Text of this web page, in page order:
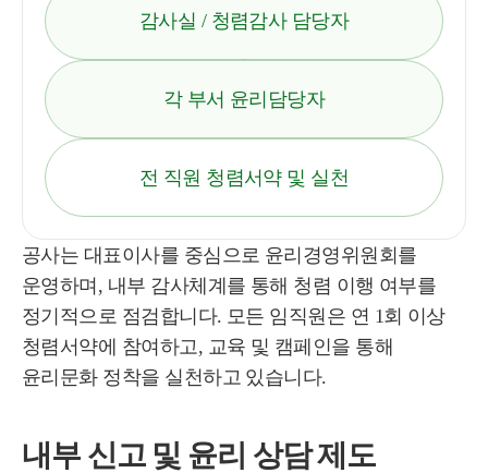
감사실 / 청렴감사 담당자
각 부서 윤리담당자
전 직원 청렴서약 및 실천
공사는 대표이사를 중심으로 윤리경영위원회를
운영하며, 내부 감사체계를 통해 청렴 이행 여부를
정기적으로 점검합니다. 모든 임직원은 연 1회 이상
청렴서약에 참여하고, 교육 및 캠페인을 통해
윤리문화 정착을 실천하고 있습니다.
내부 신고 및 윤리 상담 제도